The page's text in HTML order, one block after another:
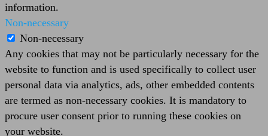
information.
Non-necessary
Non-necessary
Any cookies that may not be particularly necessary for the
website to function and is used specifically to collect user
personal data via analytics, ads, other embedded contents
are termed as non-necessary cookies. It is mandatory to
procure user consent prior to running these cookies on
your website.